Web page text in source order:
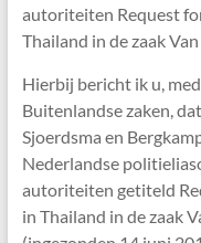
autoriteiten Request
Thailand in de zaak
Hierbij bericht ik u,
Buitenlandse zaken,
Sjoerdsma en
Nederlandse
autoriteiten getiteld
in Thailand in de zaak